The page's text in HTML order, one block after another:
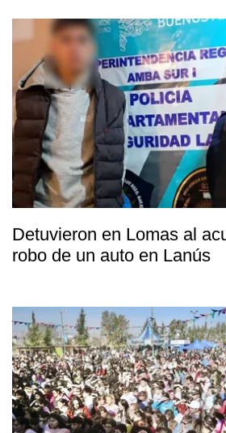
Detuvieron en Lomas al
robo de un auto en Lanús